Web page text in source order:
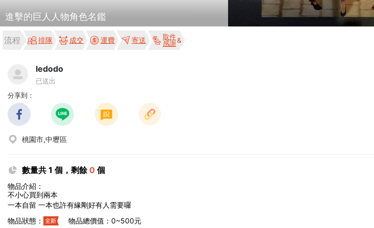
進擊的巨人人物角色名鑑
流程 排隊 成交 運費 寄送
取件
感謝
ledodo
已送出
分享到：
桃園市,中壢區
數量共 1 個，剩餘0 個
物品介紹：
不小心買到兩本
一本自留 一本也許有緣剛好有人需要囉
物品狀態：
物品總價值：0~500元